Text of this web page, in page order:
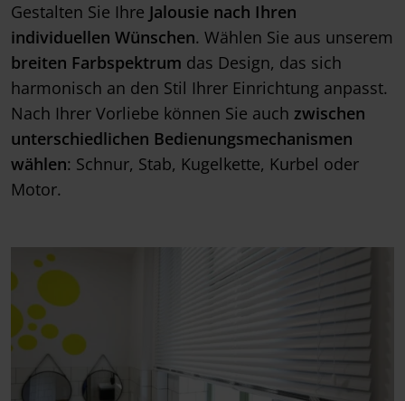
Gestalten Sie Ihre Jalousie nach Ihren
individuellen Wünschen. Wählen Sie aus unserem
breiten Farbspektrum das Design, das sich
harmonisch an den Stil Ihrer Einrichtung anpasst.
Nach Ihrer Vorliebe können Sie auch zwischen
unterschiedlichen Bedienungsmechanismen
wählen: Schnur, Stab, Kugelkette, Kurbel oder
Motor.